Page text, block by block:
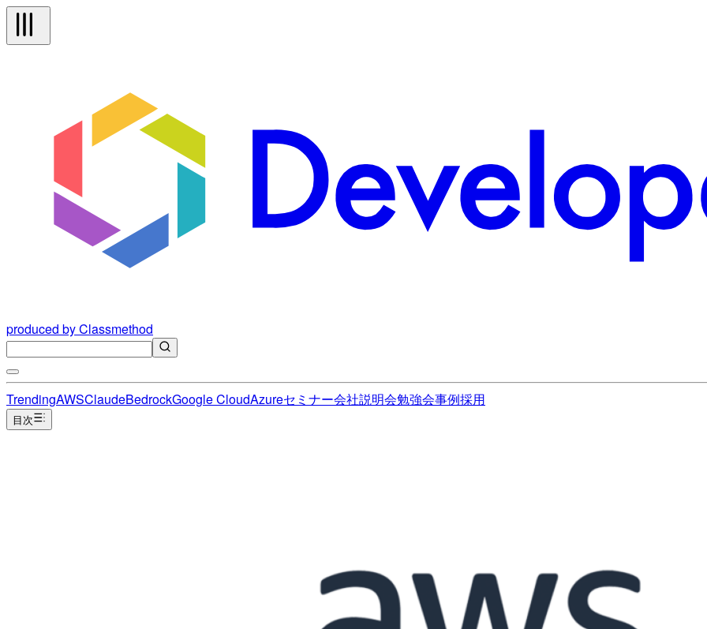
produced by Classmethod
TrendingAWSClaudeBedrockGoogle CloudAzureセミナー会社説明会勉強会事例採用
目次